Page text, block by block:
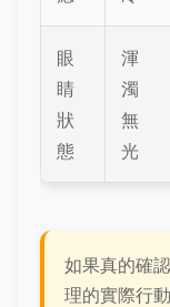
眼
睛
狀
態
渾
濁
無
光
如果真的確
理的實際行